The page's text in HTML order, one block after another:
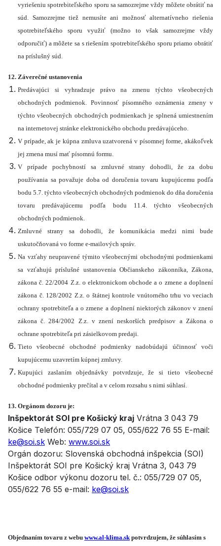
vyriešeniu spotrebiteľského sporu sa samozrejme vždy môžete obrátiť na
súd. Samozrejme tiež nemusíte ani možnosť alternatívneho riešenia
spotrebiteľského sporu využiť (možno to však samozrejme vždy
odporučiť) a môžete sa s riešením spotrebiteľského sporu priamo obrátiť
na príslušný súd.
12. Záverečné ustanovenia
Predávajúci si vyhradzuje právo na zmenu týchto všeobecných
obchodných podmienok. Povinnosť písomného oznámenia zmeny v
týchto všeobecných obchodných podmienkach je splnená umiestnením
na internetovej stránke elektronického obchodu predávajúceho.
V prípade, ak je kúpna zmluva uzatvorená v písomnej forme, akákoľvek
jej zmena musí mať písomnú formu.
V prípade pochybností sa zmluvné strany dohodli, že za dobu
používania sa považuje doba od doručenia tovaru kupujúcemu podľa
bodu 5.7. týchto všeobecných obchodných podmienok do dňa doručenia
tovaru predávajúcemu podľa bodu 11.4. týchto všeobecných
obchodných podmienok.
Zmluvné strany sa dohodli, že komunikácia medzi nimi bude
uskutočňovaná vo forme e-mailových správ.
Na vzťahy neupravené týmito všeobecnými obchodnými podmienkami
sa vzťahujú príslušné ustanovenia Občianskeho zákonníka, Zákona,
zákona č. 22/2004 Z.z. o elektronickom obchode a o zmene a doplnení
zákona č. 128/2002 Z.z. o štátnej kontrole vnútorného trhu vo veciach
ochrany spotrebiteľa a o zmene a doplnení niektorých zákonov v znení
zákona č. 284/2002 Z.z. v znení neskorších predpisov a Zákona o
ochrane spotrebiteľa pri zásielkovom predaji.
Tieto všeobecné obchodné podmienky nadobúdajú účinnosť voči
kupujúcemu uzavretím kúpnej zmluvy.
Kupujúci zaslaním objednávky potvrdzuje, že si tieto všeobecné
obchodné podmienky prečítal a v celom rozsahu s nimi súhlasí.
13. Orgánom dozoru je:
Inšpektorát SOI pre Košický kraj Vrátna 3 043 79
Košice Telefón: 055/729 07 05, 055/622 76 55 E-mail:
ke@soi.sk Web: www.soi.sk
Orgán dozoru: Slovenská obchodná inšpekcia (SOI)
Inšpektorát SOI pre Košický kraj Vrátna 3, 043 79
Košice odbor výkonu dozoru tel. č.: 055/729 07 05,
055/622 76 55 e-mail: ke@soi.sk
Objednaním tovaru z webu www.al-klima.skpotvrdzujem, že súhlasím s